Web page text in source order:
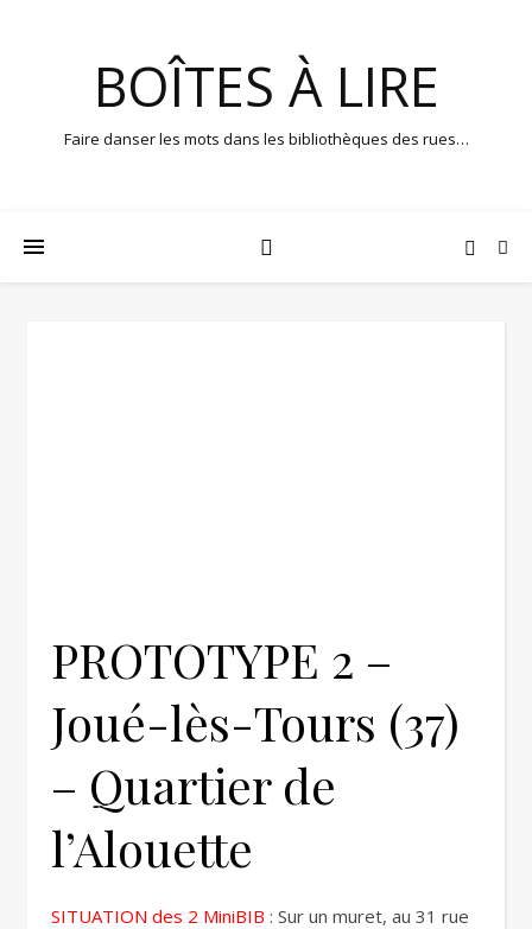
BOÎTES À LIRE
Faire danser les mots dans les bibliothèques des rues…
PROTOTYPE 2 –
Joué-lès-Tours (37)
– Quartier de
l’Alouette
SITUATION des 2 MiniBIB : Sur un muret, au 31 rue